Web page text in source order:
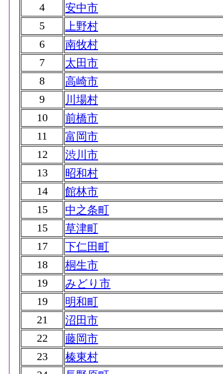
4
安中市
5
上野村
6
南牧村
7
太田市
8
高崎市
9
川場村
10
前橋市
11
富岡市
12
渋川市
13
昭和村
14
館林市
15
中之条町
15
草津町
17
下仁田町
18
桐生市
19
みどり市
19
明和町
21
沼田市
22
藤岡市
23
榛東村